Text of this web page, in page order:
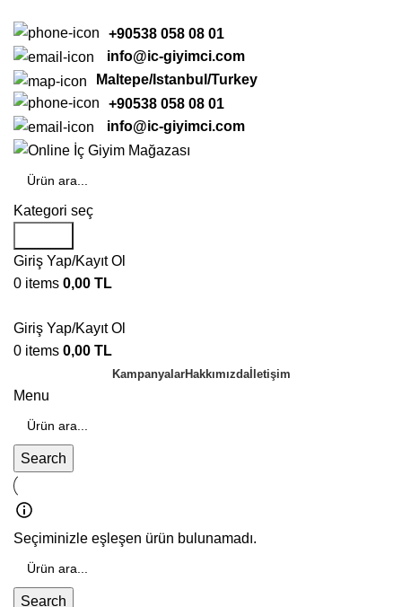
+90538 058 08 01
info@ic-giyimci.com
Maltepe/Istanbul/Turkey
+90538 058 08 01
info@ic-giyimci.com
Kategori seç
Giriş Yap/Kayıt Ol
0 items 0,00 TL
Giriş Yap/Kayıt Ol
0 items 0,00 TL
KampanyalarHakkımızdaİletişim
Menu
Search
Seçiminizle eşleşen ürün bulunamadı.
Search